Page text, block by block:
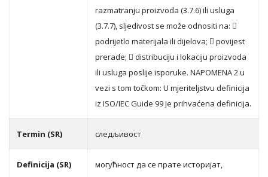
razmatranju proizvoda (3.7.6) ili usluga
(3.7.7), sljedivost se može odnositi na: 
podrijetlo materijala ili dijelova;  povijest
prerade;  distribuciju i lokaciju proizvoda
ili usluga poslije isporuke. NAPOMENA 2 u
vezi s tom točkom: U mjeriteljstvu definicija
iz ISO/IEC Guide 99 je prihvaćena definicija.
Termin (SR) слeдљивoст
Definicija (SR)
мoгућнoст дa сe прaтe истoриjaт,